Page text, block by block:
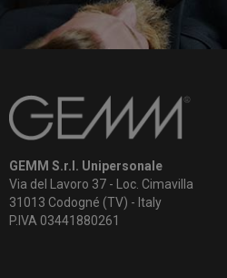
GEMM S.r.l. Unipersonale
Via del Lavoro 37 - Loc. Cimavilla
31013 Codogné (TV) - Italy
P.IVA 03441880261